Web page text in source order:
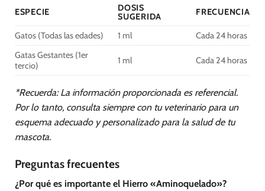
ESPECIE
DOSIS
SUGERIDA
FRECUENCIA
Gatos (Todas las edades) 1 ml
Cada 24 horas
Gatas Gestantes (1er
tercio)
1 ml Cada 24 horas
*Recuerda: La información proporcionada es referencial.
Por lo tanto, consulta siempre con tu veterinario para un
esquema adecuado y personalizado para la salud de tu
mascota.
Preguntas frecuentes
¿Por qué es importante el Hierro «Aminoquelado»?